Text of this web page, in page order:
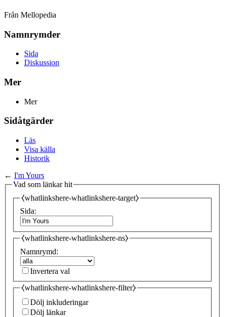
Från Mellopedia
Namnrymder
Sida
Diskussion
Mer
Mer
Sidåtgärder
Läs
Visa källa
Historik
← I'm Yours
Vad som länkar hit
⧼whatlinkshere-whatlinkshere-target⧽
Sida:
⧼whatlinkshere-whatlinkshere-ns⧽
Namnrymd:
Invertera val
⧼whatlinkshere-whatlinkshere-filter⧽
Dölj inkluderingar
Dölj länkar